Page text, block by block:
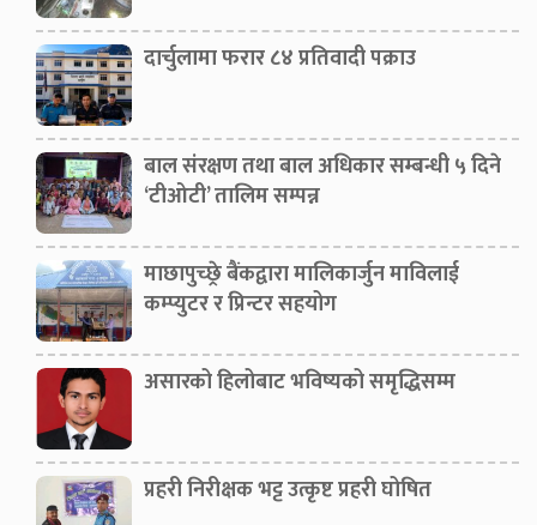
दार्चुलामा फरार ८४ प्रतिवादी पक्राउ
बाल संरक्षण तथा बाल अधिकार सम्बन्धी ५ दिने
‘टीओटी’ तालिम सम्पन्न
माछापुच्छ्रे बैंकद्वारा मालिकार्जुन माविलाई
कम्प्युटर र प्रिन्टर सहयोग
असारको हिलोबाट भविष्यको समृद्धिसम्म
प्रहरी निरीक्षक भट्ट उत्कृष्ट प्रहरी घोषित